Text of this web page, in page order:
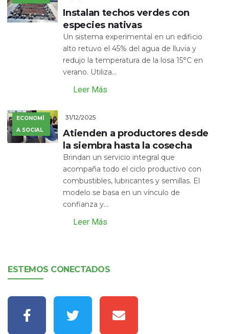
Instalan techos verdes con
especies nativas
Un sistema experimental en un edificio
alto retuvo el 45% del agua de lluvia y
redujo la temperatura de la losa 15°C en
verano. Utiliza...
Leer Más
ECONOMÍ
A SOCIAL
31/12/2025
Atienden a productores desde
la siembra hasta la cosecha
Brindan un servicio integral que
acompaña todo el ciclo productivo con
combustibles, lubricantes y semillas. El
modelo se basa en un vínculo de
confianza y...
Leer Más
ESTEMOS CONECTADOS